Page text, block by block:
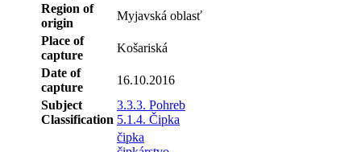
Region of
origin
Myjavská oblasť
Place of
capture
Košariská
Date of
capture
16.10.2016
Subject
Classification
3.3.3. Pohreb
5.1.4. Čipka
čipka